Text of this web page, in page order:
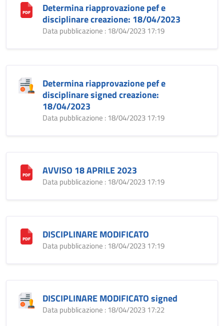
Determina riapprovazione pef e
disciplinare creazione: 18/04/2023
Data pubblicazione : 18/04/2023 17:19
Determina riapprovazione pef e
disciplinare signed creazione:
18/04/2023
Data pubblicazione : 18/04/2023 17:19
AVVISO 18 APRILE 2023
Data pubblicazione : 18/04/2023 17:19
DISCIPLINARE MODIFICATO
Data pubblicazione : 18/04/2023 17:19
DISCIPLINARE MODIFICATO signed
Data pubblicazione : 18/04/2023 17:22